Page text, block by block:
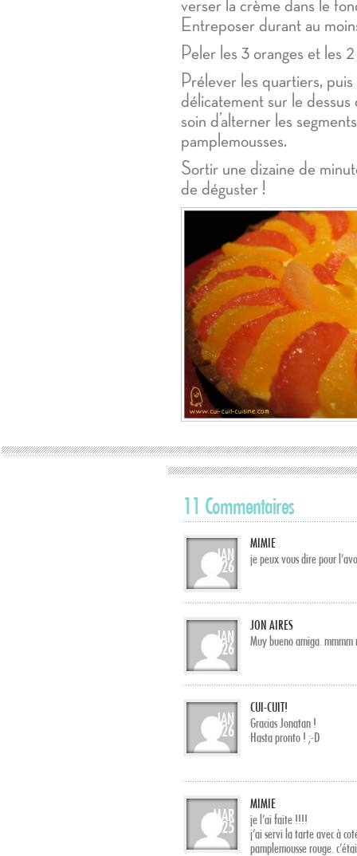
verser la crème dans le
Entreposer durant au
Peler les 3 oranges et les
Prélever les quartiers,
délicatement sur le
soin d’alterner les
pamplemousses.
Sortir une dizaine de
de déguster !
11 Commentaires
JAN
26
MIMIE
je peux vous dire pour
JAN
26
JON AIRES
Muy bueno amiga. mmmm
JAN
26
CUI-CUIT!
Gracias Jonatan !
Hasta pronto ! ;-D
MAR
25
MIMIE
je l’ai faite !!!!
j’ai servi la tarte avec à
pamplemousse rouge.